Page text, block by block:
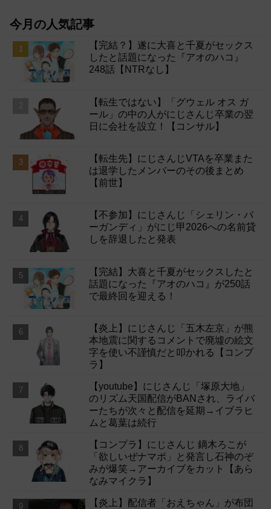
今月の人気記事
【完結？】遂に大喜と千夏がセックス
したと話題になった『アオのハコ』
248話【NTRなし】
【転生ではない】「グウェル オス ガ
ール」の中の人がにじさんじ卒業の翌
日に会社を設立！【コンサル】
【転生先】にじさんじVTAを卒業また
は退学したメンバーのその後まとめ
【前世】
【不参加】にじさんじ「シェリン・バ
ーガンディ」がにじ甲2026への名前貸
しを辞退したと発表
【完結】大喜と千夏がセックスしたと
話題になった『アオのハコ』が250話
で最終回を迎える！
【炎上】にじさんじ「五木左京」が熊
本地震に関するコメントで廃墟の絵文
字を使い不謹慎だと叩かれる【コンプ
ラ】
【youtube】にじさんじ「塚原大地」
のリズム天国配信がBANされ、ライバ
ーたちが次々と配信を延期→イブラヒ
ムと葛葉は続行
【コンプラ】にじさんじ 鏑木ろこが
「欲しいぜナマポ」と発言し石神のぞ
みが爆笑→アーカイブをカット【あら
なみマイクラ】
【炎上】配信者「おえちゃん」が布団